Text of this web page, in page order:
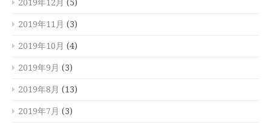
2019年12月 (5)
2019年11月 (3)
2019年10月 (4)
2019年9月 (3)
2019年8月 (13)
2019年7月 (3)